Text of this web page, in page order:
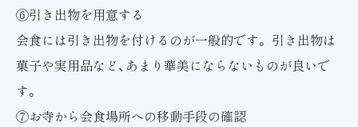
⑥引き出物を用意する
会食には引き出物を付けるのが一般的です。 引き出物は
菓子や実用品など、あまり華美にならないものが良いで
す。
⑦お寺から会食場所への移動手段の確認